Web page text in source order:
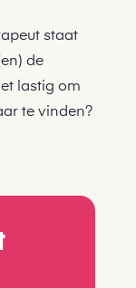
staat
de
lastig om
te vinden?